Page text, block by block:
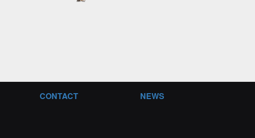
CONTACT NEWS